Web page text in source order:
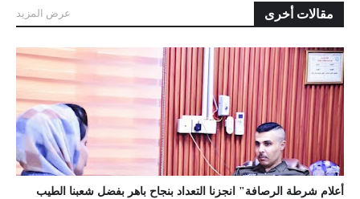
مقالات أخرى عرض المزيد
أعلام شرطة الرصافة" انجزنا التعداد بنجاح باهر بفضل شعبنا الطيب